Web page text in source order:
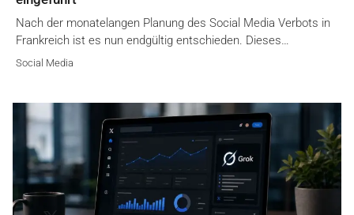
Nach der monatelangen Planung des Social Media Verbots in
Frankreich ist es nun endgültig entschieden. Dieses…
Social Media